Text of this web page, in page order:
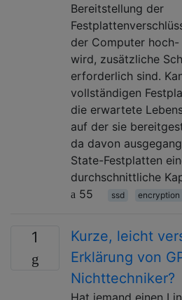
Bereitstellung der
der Computer
wird, zusätzliche
erforderlich sind.
vollständigen
die erwartete
auf der sie
da davon
State-Festplatten
durchschnittliche
55
ssd encryption
1
Kurze, leicht
Erklärung von
Nichttechniker?
Hat jemand einen